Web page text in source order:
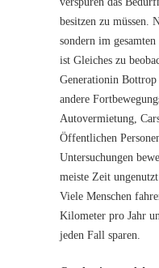
besitzen zu müssen.
sondern im
ist Gleiches zu
Generationin Bottrop
andere
Autovermietung,
Öffentlichen
Untersuchungen
meiste Zeit ungenutzt
Viele Menschen
Kilometer pro Jahr
jeden Fall sparen.